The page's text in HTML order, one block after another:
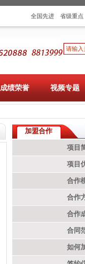
全国先进 省级重点
成绩荣誉 视频专题
加盟合作
项目
项目
合作
合作
合作
合同
如何